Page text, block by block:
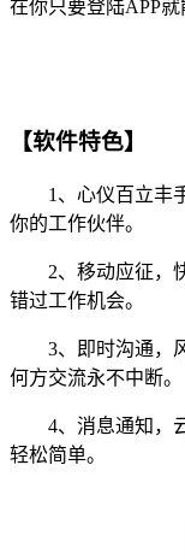
在你只要登陆APP就
【软件特色】
1、心仪百立丰手
你的工作伙伴。
2、移动应征，快
错过工作机会。
3、即时沟通，风
何方交流永不中断。
4、消息通知，云
轻松简单。